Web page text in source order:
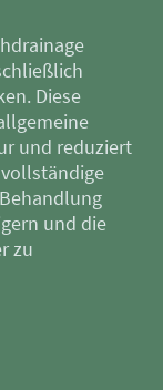
Diese
und reduziert
und die
zu